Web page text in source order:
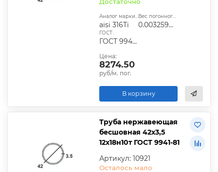
Аналог марки стали:
aisi 316Ti
Вес погонного метра, т.:
0.0032596025
ГОСТ:
ГОСТ 9940-81, ГОСТ 9941-81, ГОСТ 24030-80, ГОСТ 10498-82
Цена:
8274.50
руб/м. пог.
В корзину
Труба нержавеющая
бесшовная 42х3,5
12х18н10т ГОСТ 9941-81
Артикул: 10921
Осталось мало